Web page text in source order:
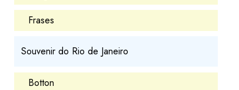
Frases
Souvenir do Rio de Janeiro
Botton